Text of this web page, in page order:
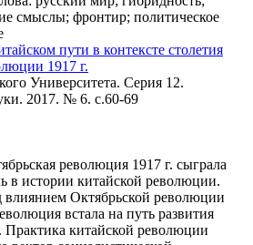
смыслы; фронтир; политическое
пути в контексте столетия
1917 г.
Университета. Серия 12.
2017. № 6. c.60-69
революция 1917 г. сыграла
в истории китайской революции.
Октябрьской революции
встала на путь развития
Практика китайской революции